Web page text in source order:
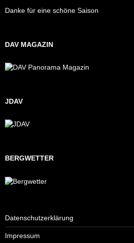
Danke für eine schöne Saison
DAV MAGAZIN
JDAV
BERGWETTER
Datenschutzerklärung
Impressum